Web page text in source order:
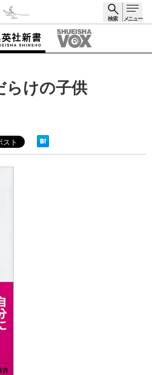
検索 メニュー
らけの子供